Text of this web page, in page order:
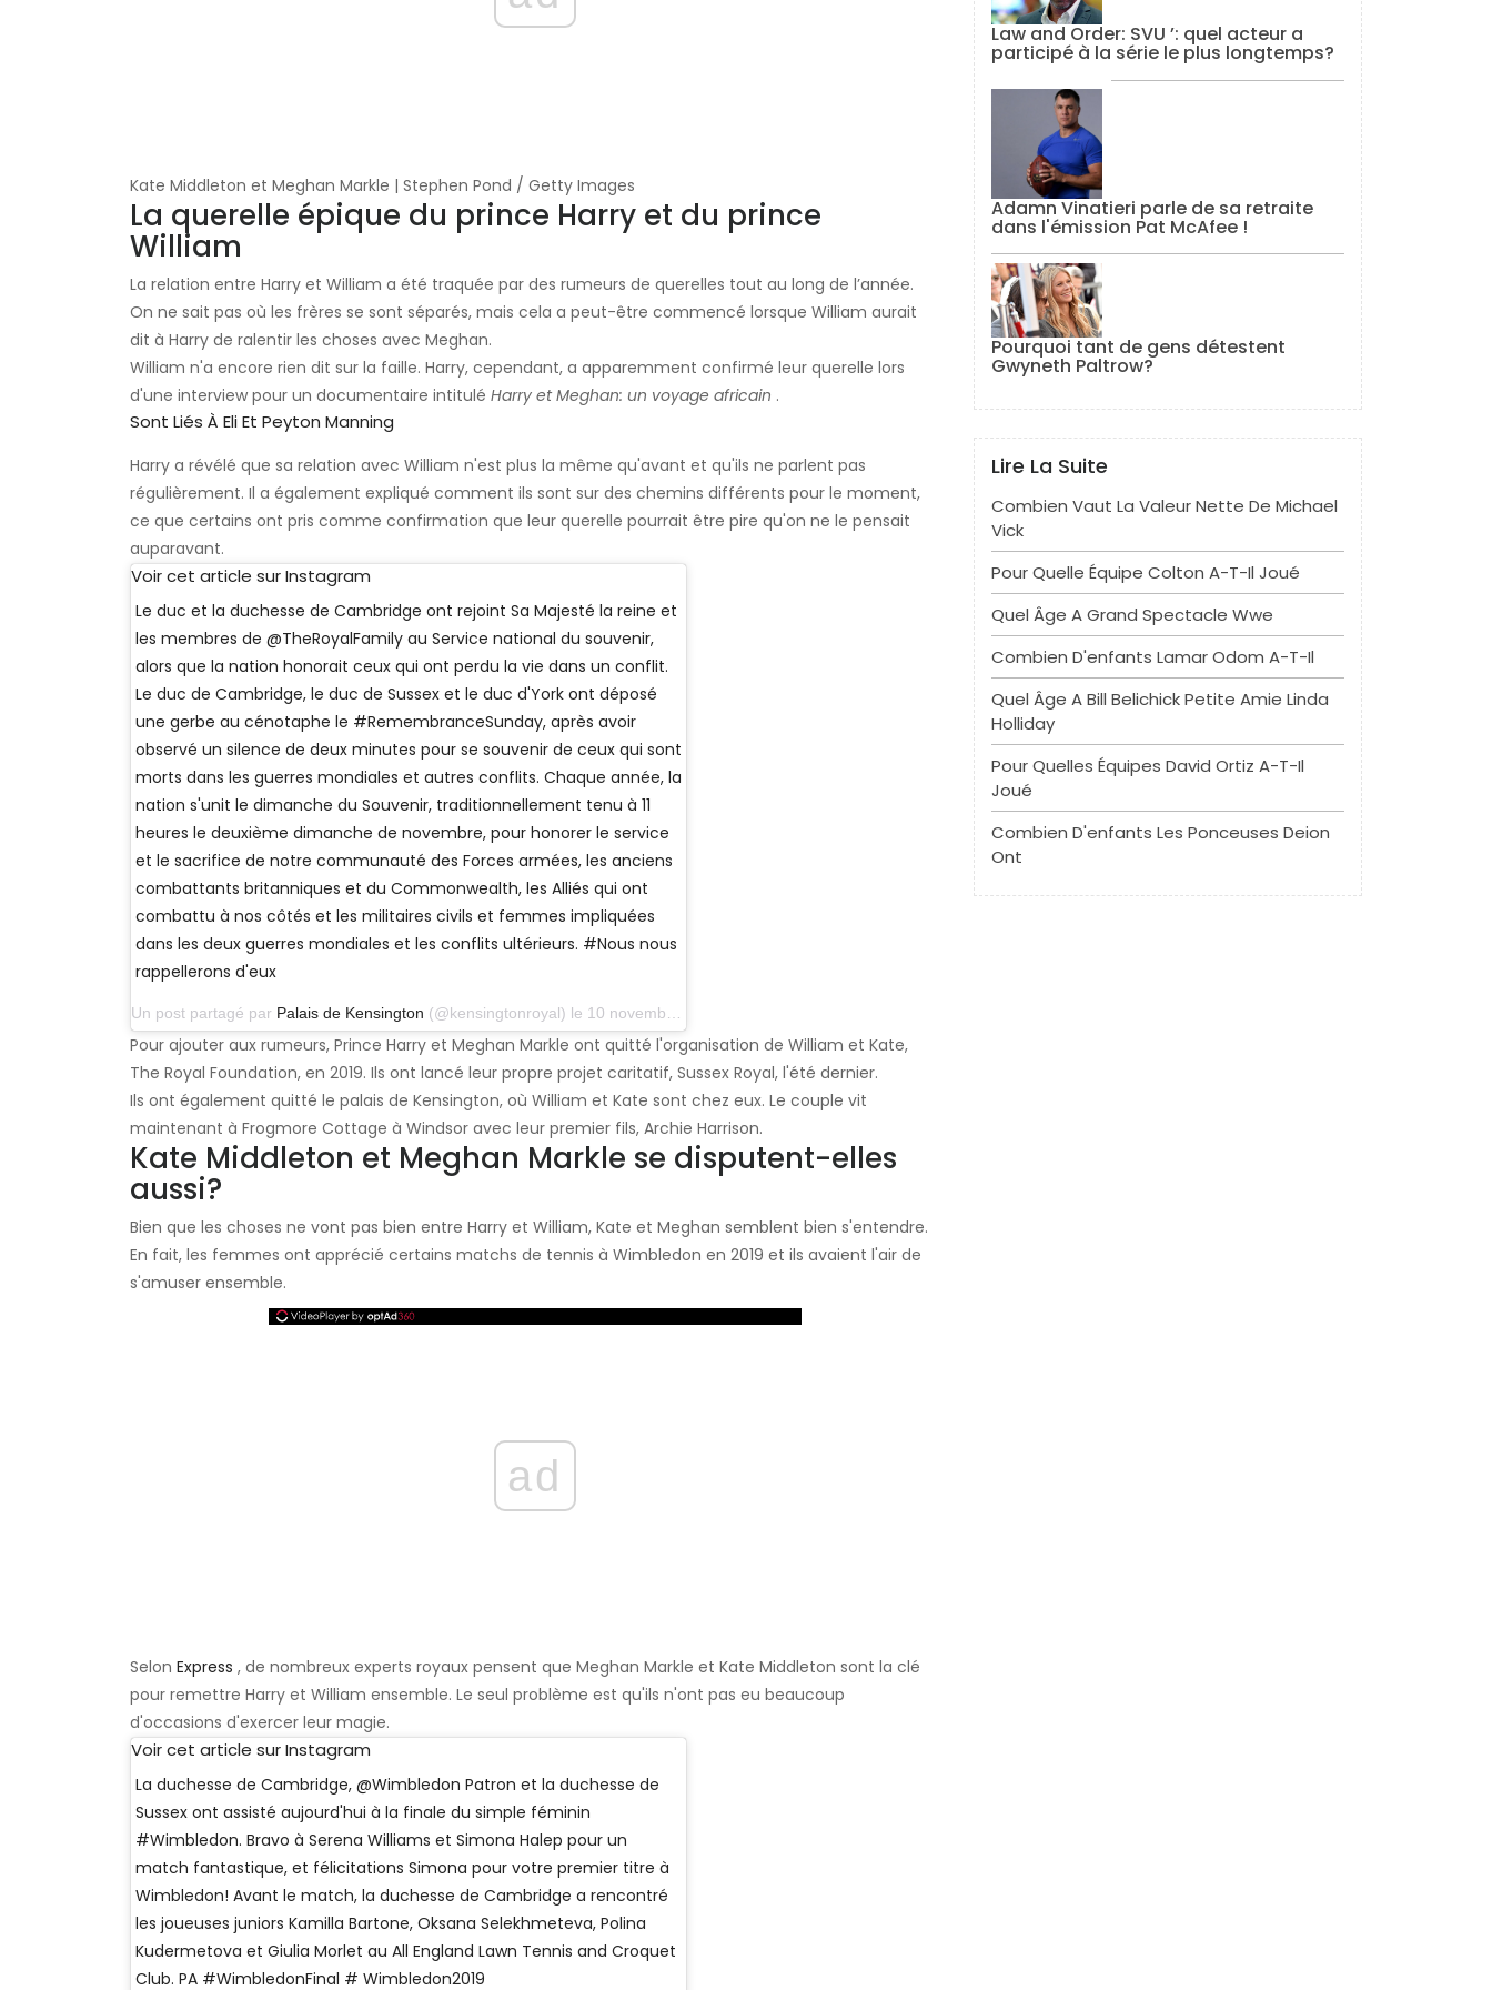
Kate Middleton et Meghan Markle | Stephen Pond / Getty Images
La querelle épique du prince Harry et du prince
William
La relation entre Harry et William a été traquée par des rumeurs de querelles tout au long de l’année.
On ne sait pas où les frères se sont séparés, mais cela a peut-être commencé lorsque William aurait
dit à Harry de ralentir les choses avec Meghan.
William n'a encore rien dit sur la faille. Harry, cependant, a apparemment confirmé leur querelle lors
d'une interview pour un documentaire intitulé Harry et Meghan: un voyage africain .
Sont Liés À Eli Et Peyton Manning
Harry a révélé que sa relation avec William n'est plus la même qu'avant et qu'ils ne parlent pas
régulièrement. Il a également expliqué comment ils sont sur des chemins différents pour le moment,
ce que certains ont pris comme confirmation que leur querelle pourrait être pire qu'on ne le pensait
auparavant.
Voir cet article sur Instagram
Le duc et la duchesse de Cambridge ont rejoint Sa Majesté la reine et
les membres de @TheRoyalFamily au Service national du souvenir,
alors que la nation honorait ceux qui ont perdu la vie dans un conflit.
Le duc de Cambridge, le duc de Sussex et le duc d'York ont ​​déposé
une gerbe au cénotaphe le #RemembranceSunday, après avoir
observé un silence de deux minutes pour se souvenir de ceux qui sont
morts dans les guerres mondiales et autres conflits. Chaque année, la
nation s'unit le dimanche du Souvenir, traditionnellement tenu à 11
heures le deuxième dimanche de novembre, pour honorer le service
et le sacrifice de notre communauté des Forces armées, les anciens
combattants britanniques et du Commonwealth, les Alliés qui ont
combattu à nos côtés et les militaires civils et femmes impliquées
dans les deux guerres mondiales et les conflits ultérieurs. #Nous nous
rappellerons d'eux
Un post partagé par Palais de Kensington (@kensingtonroyal) le 10 novembre 2019 à 5 h 45 PST
Pour ajouter aux rumeurs, Prince Harry et Meghan Markle ont quitté l'organisation de William et Kate,
The Royal Foundation, en 2019. Ils ont lancé leur propre projet caritatif, Sussex Royal, l'été dernier.
Ils ont également quitté le palais de Kensington, où William et Kate sont chez eux. Le couple vit
maintenant à Frogmore Cottage à Windsor avec leur premier fils, Archie Harrison.
Kate Middleton et Meghan Markle se disputent-elles
aussi?
Bien que les choses ne vont pas bien entre Harry et William, Kate et Meghan semblent bien s'entendre.
En fait, les femmes ont apprécié certains matchs de tennis à Wimbledon en 2019 et ils avaient l'air de
s'amuser ensemble.
ad
Selon Express , de nombreux experts royaux pensent que Meghan Markle et Kate Middleton sont la clé
pour remettre Harry et William ensemble. Le seul problème est qu'ils n'ont pas eu beaucoup
d'occasions d'exercer leur magie.
Voir cet article sur Instagram
La duchesse de Cambridge, @Wimbledon Patron et la duchesse de
Sussex ont assisté aujourd'hui à la finale du simple féminin
#Wimbledon. Bravo à Serena Williams et Simona Halep pour un
match fantastique, et félicitations Simona pour votre premier titre à
Wimbledon! Avant le match, la duchesse de Cambridge a rencontré
les joueuses juniors Kamilla Bartone, Oksana Selekhmeteva, Polina
Kudermetova et Giulia Morlet au All England Lawn Tennis and Croquet
Club. PA #WimbledonFinal # Wimbledon2019
Law and Order: SVU ’: quel acteur a
participé à la série le plus longtemps?
Adamn Vinatieri parle de sa retraite
dans l'émission Pat McAfee !
Pourquoi tant de gens détestent
Gwyneth Paltrow?
Lire La Suite
Combien Vaut La Valeur Nette De Michael
Vick
Pour Quelle Équipe Colton A-T-Il Joué
Quel Âge A Grand Spectacle Wwe
Combien D'enfants Lamar Odom A-T-Il
Quel Âge A Bill Belichick Petite Amie Linda
Holliday
Pour Quelles Équipes David Ortiz A-T-Il
Joué
Combien D'enfants Les Ponceuses Deion
Ont